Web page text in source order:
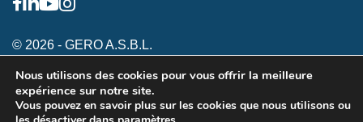
© 2026 - GERO A.S.B.L.
Conditions générales
Inscription membres existants
Nous utilisons des cookies pour vous offrir la meilleure
expérience sur notre site.
Vous pouvez en savoir plus sur les cookies que nous utilisons ou